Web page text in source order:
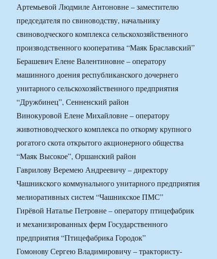
Артемьевой Людмиле Антоновне – заместителю
председателя по свиноводству, начальнику
свиноводческого комплекса сельскохозяйственного
производственного кооператива “Маяк Браславский”
Берашевич Елене Валентиновне – оператору
машинного доения республиканского дочернего
унитарного сельскохозяйственного предприятия
“Дружбинец”, Сенненский район
Винокуровой Елене Михайловне – оператору
животноводческого комплекса по откорму крупного
рогатого скота открытого акционерного общества
“Маяк Высокое”, Оршанский район
Гаврилову Веремею Андреевичу – директору
Чашникского коммунального унитарного предприятия
мелиоративных систем “Чашникское ПМС”
Гирёвой Наталье Петровне – оператору птицефабрик
и механизированных ферм Государственного
предприятия “Птицефабрика Городок”
Гомонову Сергею Владимировичу – трактористу-